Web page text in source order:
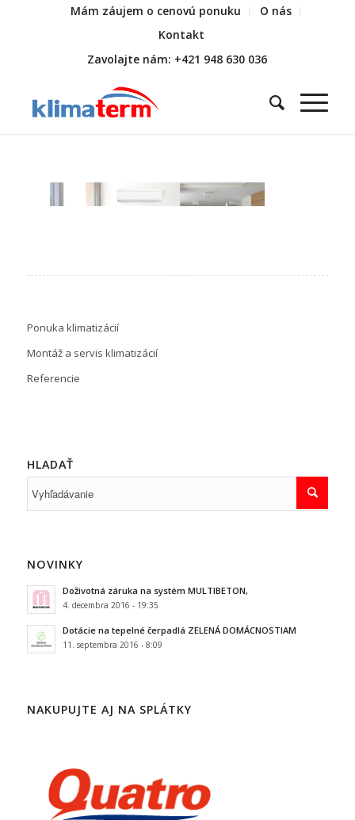
Mám záujem o cenovú ponuku
O nás
Kontakt
Zavolajte nám: +421 948 630 036
Ponuka klimatizácií
Montáž a servis klimatizácií
Referencie
HLADAŤ
NOVINKY
Doživotná záruka na systém MULTIBETON,
4. decembra 2016 - 19:35
Dotácie na tepelné čerpadlá ZELENÁ DOMÁCNOSTIAM
11. septembra 2016 - 8:09
NAKUPUJTE AJ NA SPLÁTKY